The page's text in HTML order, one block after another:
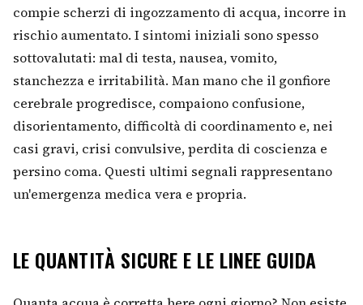
compie scherzi di ingozzamento di acqua, incorre in
rischio aumentato. I sintomi iniziali sono spesso
sottovalutati: mal di testa, nausea, vomito,
stanchezza e irritabilità. Man mano che il gonfiore
cerebrale progredisce, compaiono confusione,
disorientamento, difficoltà di coordinamento e, nei
casi gravi, crisi convulsive, perdita di coscienza e
persino coma. Questi ultimi segnali rappresentano
un'emergenza medica vera e propria.
LE QUANTITÀ SICURE E LE LINEE GUIDA